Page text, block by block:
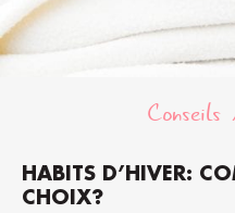
Conseils
HABITS D’HIVER:
CHOIX?